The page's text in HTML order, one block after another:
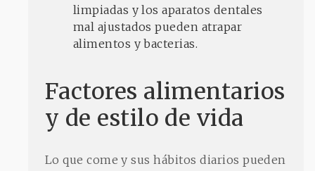
limpiadas y los aparatos dentales
mal ajustados pueden atrapar
alimentos y bacterias.
Factores alimentarios
y de estilo de vida
Lo que come y sus hábitos diarios pueden